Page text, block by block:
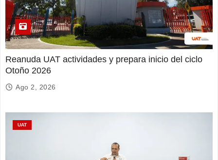
Reanuda UAT actividades y prepara inicio del ciclo
Otoño 2026
Ago 2, 2026
UAT